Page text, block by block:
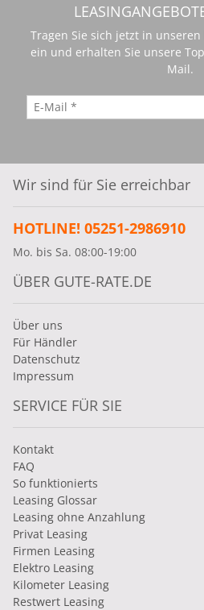
Tragen Sie sich jetzt in
ein und erhalten Sie unsere
Mail.
Wir sind für Sie erreichbar
HOTLINE! 05251-2986910
Mo. bis Sa. 08:00-19:00
ÜBER GUTE-RATE.DE
Über uns
Für Händler
Datenschutz
Impressum
SERVICE FÜR SIE
Kontakt
FAQ
So funktionierts
Leasing Glossar
Leasing ohne Anzahlung
Privat Leasing
Firmen Leasing
Elektro Leasing
Kilometer Leasing
Restwert Leasing